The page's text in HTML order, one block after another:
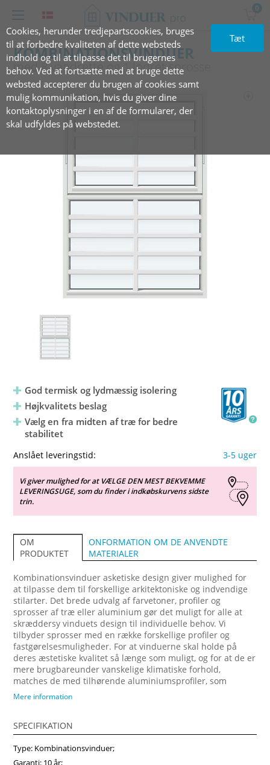
Cookies, herunder tredjepartscookies, bruges
til at forbedre kvaliteten af dette websteds
indhold og til at tilpasse det til brugernes
behov. Ved at fortsætte med at bruge dette
websted accepterer du brugen af cookies samt
mulig kommunikation, hvis du giver dine
kontaktoplysninger i en af de formularer, der
skal udfyldes på webstedet.
Tæt
0
KOMBINATIONSVINDUER
med 8‏‏‎ ‎vandret‏‏‎te ‎og‏‏‎ ‎1 lodret sprosse
God termisk og lydmæssig isolering
Højkvalitets beslag
Vælg en fra midten af træ for bedre
stabilitet
Anslået leveringstid: 3-5 uger
Vi giver mulighed for at VÆLGE DEN MEST BEKVEMME
LEVERINGSUGE, som du finder i indkøbskurvens sidste
trin.
OM
PRODUKTET
ONFORMATION OM DE ANVENDTE
MATERIALER
Kombinationsvinduer asketiske design giver mulighed for
at tilpasse dem til forskellige arkitektoniske og indvendige
stilarter. Det brede udvalg af farvetoner, profiler og
sprosser af træ eller aluminium gør det muligt for alle at
skræddersy vinduets design til individuelle behov. Vi
tilbyder sprosser med en række forskellige profiler og
fastgørelsesmuligheder. For at vinduerne skal holde på
deres æstetiske kvalitet så længe som muligt, og for at de er
mere brugbareunder vanskelige klimatiske forhold,
matches de med tilhørende aluminiumsprofiler, som
fastgøres på ydersiden. Forvandl dit hjem med vores
at vælge vores produkter fra midten af træ, som vil sikre
større produktstabilitet, holdbarhed og i høj grad forlænge
produktets levetid. Køb vinduer i Vinduerpro onlinebutik til
billige priser. Vi sikrer høj kombinationsvindue kvalitet og
Mere information
SPECIFIKATION
Type: Kombinationsvinduer;
Garanti: 10 år;